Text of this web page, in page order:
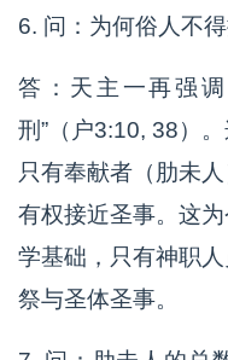
6. 问：为何俗人不
答：天主一再强
刑”（户3:10, 38）
只有奉献者（肋未
有权接近圣事。这
学基础，只有神职
祭与圣体圣事。